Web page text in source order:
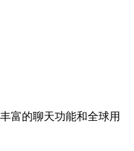
富的聊天功能和全球用